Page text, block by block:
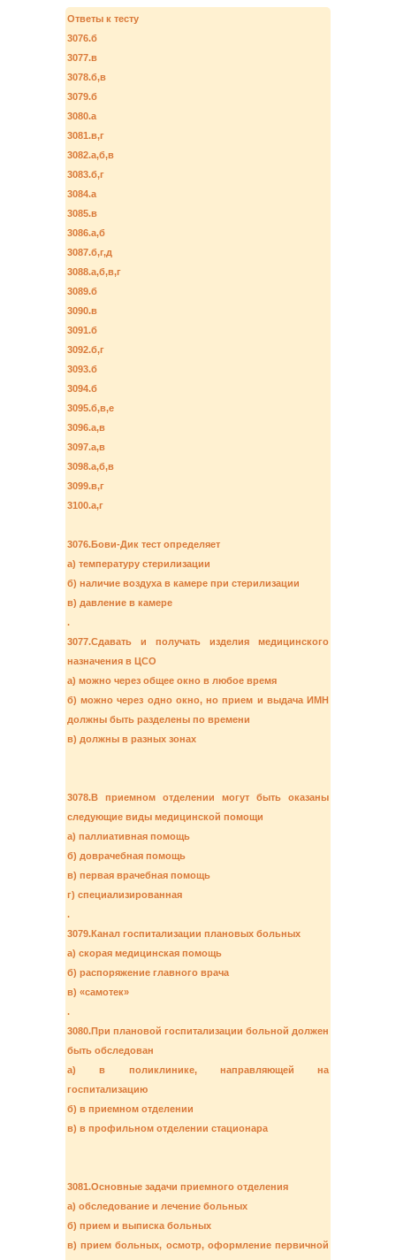
Ответы к тесту
3076.б
3077.в
3078.б,в
3079.б
3080.а
3081.в,г
3082.а,б,в
3083.б,г
3084.а
3085.в
3086.а,б
3087.б,г,д
3088.а,б,в,г
3089.б
3090.в
3091.б
3092.б,г
3093.б
3094.б
3095.б,в,е
3096.а,в
3097.а,в
3098.а,б,в
3099.в,г
3100.а,г
3076.Бови-Дик тест определяет
а) температуру стерилизации
б) наличие воздуха в камере при стерилизации
в) давление в камере
.
3077.Сдавать и получать изделия медицинского
назначения в ЦСО
а) можно через общее окно в любое время
б) можно через одно окно, но прием и выдача ИМН
должны быть разделены по времени
в) должны в разных зонах
3078.В приемном отделении могут быть оказаны
следующие виды медицинской помощи
а) паллиативная помощь
б) доврачебная помощь
в) первая врачебная помощь
г) специализированная
.
3079.Канал госпитализации плановых больных
а) скорая медицинская помощь
б) распоряжение главного врача
в) «самотек»
.
3080.При плановой госпитализации больной должен
быть обследован
а) в поликлинике, направляющей на
госпитализацию
б) в приемном отделении
в) в профильном отделении стационара
3081.Основные задачи приемного отделения
а) обследование и лечение больных
б) прием и выписка больных
в) прием больных, осмотр, оформление первичной